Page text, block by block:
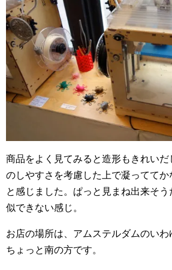
商品をよく見てみると造形もきれい
のしやすさを考慮した上で凝ってて
と感じました。ぱっと見まね出来そ
似できない感じ。
お店の場所は、アムステルダムのいわ
ちょっと南の方です。